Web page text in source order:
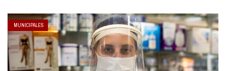
MUNICIPALES